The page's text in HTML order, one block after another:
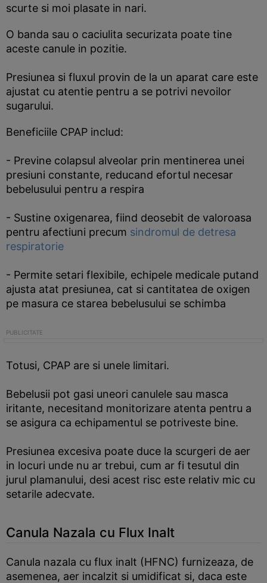
scurte si moi plasate in nari.
O banda sau o caciulita securizata poate tine
aceste canule in pozitie.
Presiunea si fluxul provin de la un aparat care este
ajustat cu atentie pentru a se potrivi nevoilor
sugarului.
Beneficiile CPAP includ:
- Previne colapsul alveolar prin mentinerea unei
presiuni constante, reducand efortul necesar
bebelusului pentru a respira
- Sustine oxigenarea, fiind deosebit de valoroasa
pentru afectiuni precum sindromul de detresa
respiratorie
- Permite setari flexibile, echipele medicale putand
ajusta atat presiunea, cat si cantitatea de oxigen
pe masura ce starea bebelusului se schimba
Totusi, CPAP are si unele limitari.
Bebelusii pot gasi uneori canulele sau masca
iritante, necesitand monitorizare atenta pentru a
se asigura ca echipamentul se potriveste bine.
Presiunea excesiva poate duce la scurgeri de aer
in locuri unde nu ar trebui, cum ar fi tesutul din
jurul plamanului, desi acest risc este relativ mic cu
setarile adecvate.
Canula Nazala cu Flux Inalt
Canula nazala cu flux inalt (HFNC) furnizeaza, de
asemenea, aer incalzit si umidificat si, daca este